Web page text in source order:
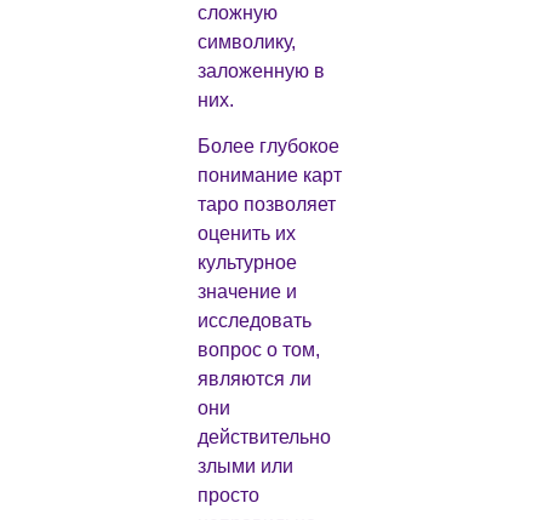
сложную
символику,
заложенную в
них.
Более глубокое
понимание карт
таро позволяет
оценить их
культурное
значение и
исследовать
вопрос о том,
являются ли
они
действительно
злыми или
просто